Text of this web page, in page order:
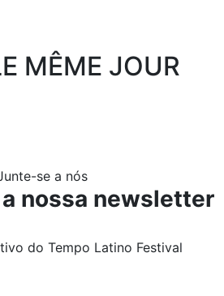
MÊME JOUR
se a nós
nossa newsletter
do Tempo Latino Festival